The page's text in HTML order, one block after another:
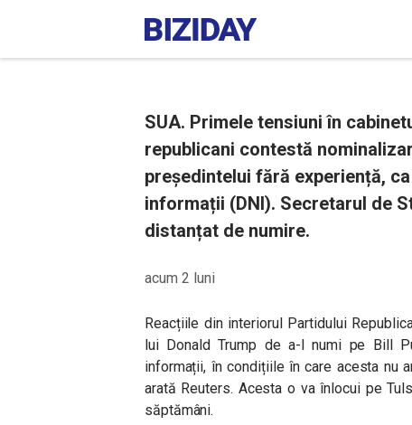
SUA. Primele tensiuni în
republicani contestă
președintelui fără experiență,
informații (DNI). Secretarul de
distanțat de numire.
acum 2 luni
Reacțiile din interiorul Partidului
lui Donald Trump de a-l numi pe Bill
informații, în condițiile în care acesta nu
arată Reuters. Acesta o va înlocui pe
săptămâni.